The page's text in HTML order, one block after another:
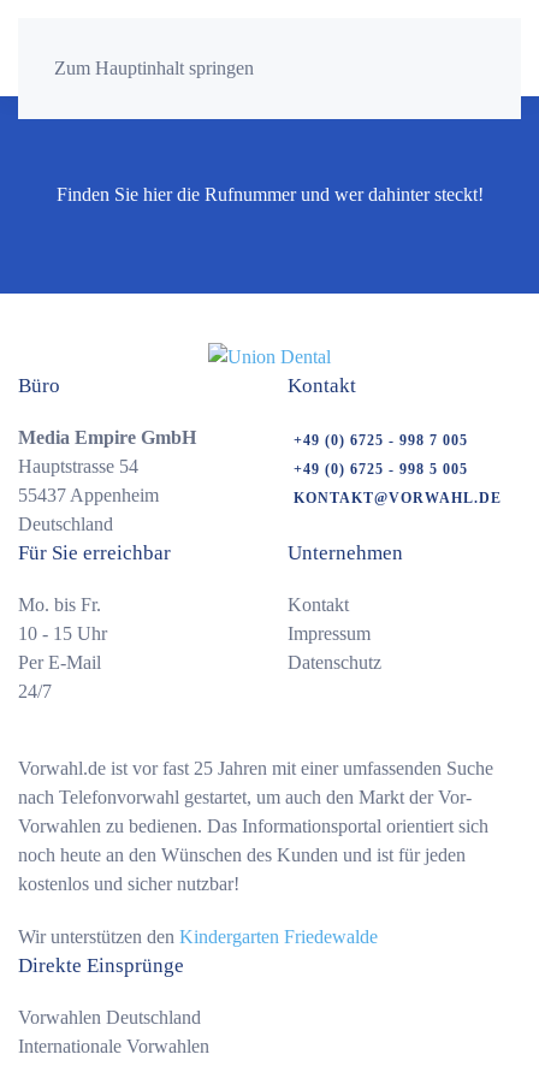
Zum Hauptinhalt springen
Finden Sie hier die Rufnummer und wer dahinter steckt!
Büro
Media Empire GmbH
Hauptstrasse 54
55437 Appenheim
Deutschland
Kontakt
+49 (0) 6725 - 998 7 005
+49 (0) 6725 - 998 5 005
KONTAKT@VORWAHL.DE
Für Sie erreichbar
Mo. bis Fr.
10 - 15 Uhr
Per E-Mail
24/7
Unternehmen
Kontakt
Impressum
Datenschutz
Vorwahl.de ist vor fast 25 Jahren mit einer umfassenden Suche
nach Telefonvorwahl gestartet, um auch den Markt der Vor-
Vorwahlen zu bedienen. Das Informationsportal orientiert sich
noch heute an den Wünschen des Kunden und ist für jeden
kostenlos und sicher nutzbar!
Wir unterstützen den Kindergarten Friedewalde
Direkte Einsprünge
Vorwahlen Deutschland
Internationale Vorwahlen